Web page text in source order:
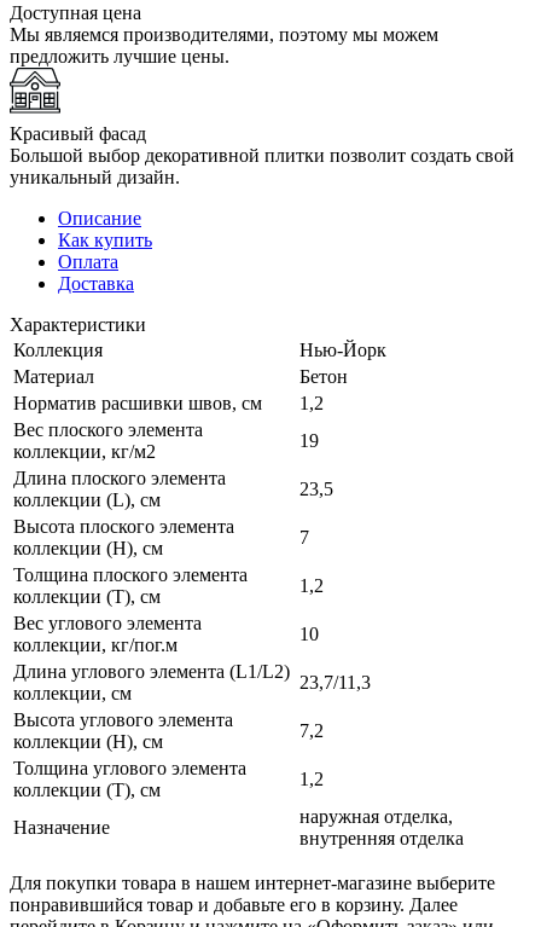
Доступная цена
Мы являемся производителями, поэтому мы можем
предложить лучшие цены.
Красивый фасад
Большой выбор декоративной плитки позволит создать свой
уникальный дизайн.
Описание
Как купить
Оплата
Доставка
Характеристики
Коллекция
Нью-Йорк
Материал
Бетон
Норматив расшивки швов, см
1,2
Вес плоского элемента
коллекции, кг/м2
19
Длина плоского элемента
коллекции (L), см
23,5
Высота плоского элемента
коллекции (H), см
7
Толщина плоского элемента
коллекции (T), см
1,2
Вес углового элемента
коллекции, кг/пог.м
10
Длина углового элемента (L1/L2)
коллекции, см
23,7/11,3
Высота углового элемента
коллекции (H), см
7,2
Толщина углового элемента
коллекции (T), см
1,2
Назначение
наружная отделка,
внутренняя отделка
Для покупки товара в нашем интернет-магазине выберите
понравившийся товар и добавьте его в корзину. Далее